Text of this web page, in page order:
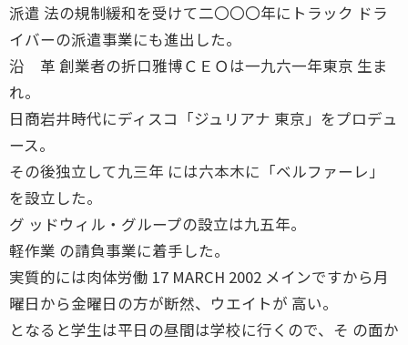
派遣 法の規制緩和を受けて二〇〇〇年にトラック ドラ
イバーの派遣事業にも進出した。
沿 革 創業者の折口雅博ＣＥＯは一九六一年東京 生ま
れ。
日商岩井時代にディスコ「ジュリアナ 東京」をプロデュ
ース。
その後独立して九三年 には六本木に「ベルファーレ」
を設立した。
グ ッドウィル・グループの設立は九五年。
軽作業 の請負事業に着手した。
実質的には肉体労働 17 MARCH 2002 メインですから月
曜日から金曜日の方が断然、ウエイトが 高い。
となると学生は平日の昼間は学校に行くので、そ の面か